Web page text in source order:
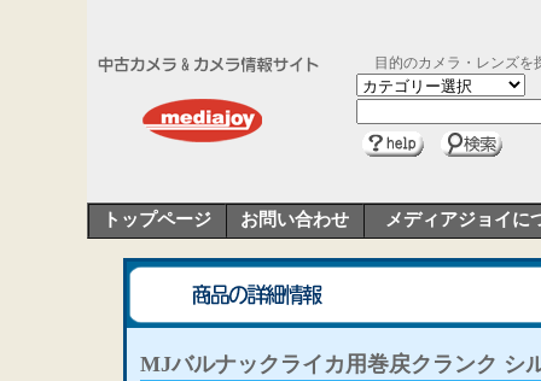
目的のカメラ・レンズを
トップページ お問い合わせ メディアジョイに
MJバルナックライカ用巻戻クランク シ